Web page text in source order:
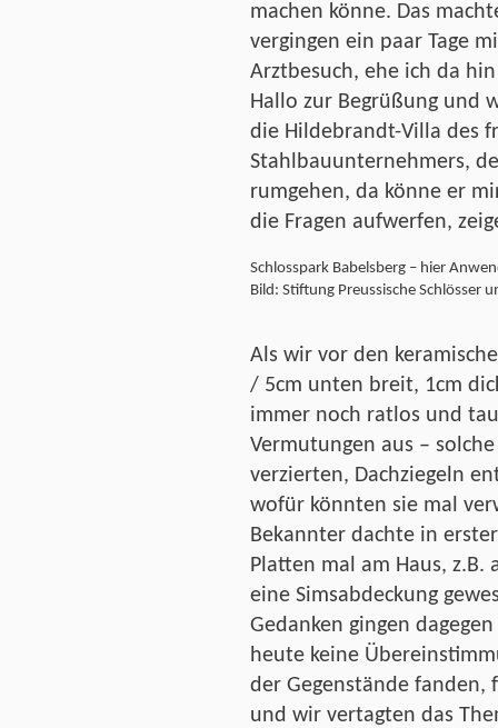
machen könne. Das
vergingen ein paar Tage
Arztbesuch, ehe ich da
Hallo zur Begrüßung und
die Hildebrandt-Villa des
Stahlbauunternehmers,
rumgehen, da könne er
die Fragen aufwerfen,
Schlosspark Babelsberg – hier
Bild: Stiftung Preussische Schlösser
Als wir vor den
/ 5cm unten breit, 1cm
immer noch ratlos und
Vermutungen aus –
verzierten, Dachziegeln
wofür könnten sie mal
Bekannter dachte in
Platten mal am Haus, z.B.
eine Simsabdeckung
Gedanken gingen
heute keine
der Gegenstände fanden,
und wir vertagten das